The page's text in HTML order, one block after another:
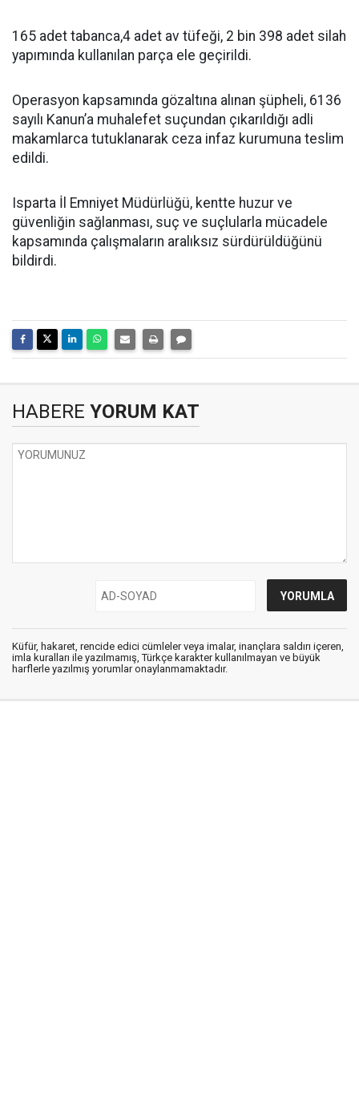
165 adet tabanca,4 adet av tüfeği, 2 bin 398 adet silah
yapımında kullanılan parça ele geçirildi.
Operasyon kapsamında gözaltına alınan şüpheli, 6136
sayılı Kanun’a muhalefet suçundan çıkarıldığı adli
makamlarca tutuklanarak ceza infaz kurumuna teslim
edildi.
Isparta İl Emniyet Müdürlüğü, kentte huzur ve
güvenliğin sağlanması, suç ve suçlularla mücadele
kapsamında çalışmaların aralıksız sürdürüldüğünü
bildirdi.
HABERE YORUM KAT
Küfür, hakaret, rencide edici cümleler veya imalar, inançlara saldırı içeren,
imla kuralları ile yazılmamış, Türkçe karakter kullanılmayan ve büyük
harflerle yazılmış yorumlar onaylanmamaktadır.